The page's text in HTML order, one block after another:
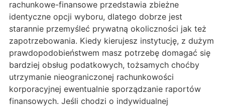
rachunkowe-finansowe przedstawia zbieżne
identyczne opcji wyboru, dlatego dobrze jest
starannie przemyśleć prywatną okoliczności jak też
zapotrzebowania. Kiedy kierujesz instytucję, z dużym
prawdopodobieństwem masz potrzebę domagać się
bardziej obsług podatkowych, tożsamych choćby
utrzymanie nieograniczonej rachunkowości
korporacyjnej ewentualnie sporządzanie raportów
finansowych. Jeśli chodzi o indywidualnej